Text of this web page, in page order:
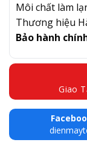
Môi chất làm
Thương hiệu
Bảo hành
Giao